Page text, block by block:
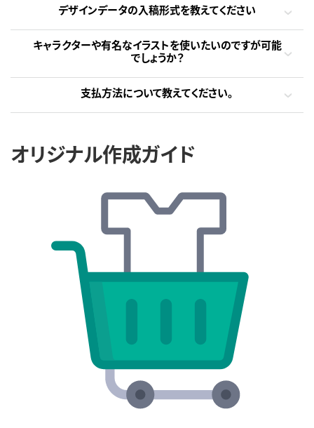
デザインデータの入稿形式を教えてください
キャラクターや有名なイラストを使いたいのですが可能
でしょうか？
支払方法について教えてください。
オリジナル作成ガイド